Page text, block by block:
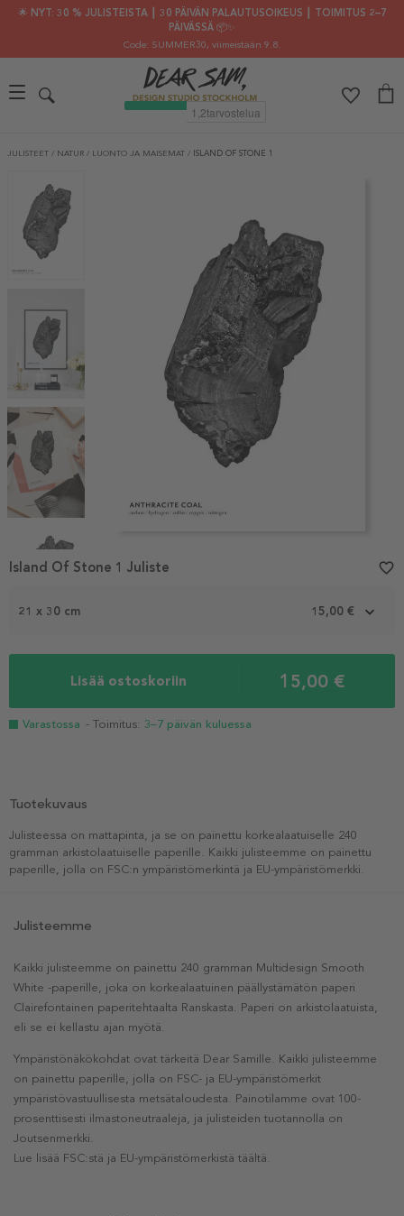
🌟 NYT: 30 % JULISTEISTA ┃ 30 PÄIVÄN PALAUTUSOIKEUS ┃ TOIMITUS 2–7
PÄIVÄSSÄ 📦✨
Code: SUMMER30, viimeistään 9.8.
JULISTEET / NATUR / LUONTO JA MAISEMAT / ISLAND OF STONE 1
1
21 x 30 cm 15,00 €
Lisää ostoskoriin 15,00 €
Varastossa - Toimitus: 3–7 päivän kuluessa
Island Of Stone 1 Juliste favorite_border
Tuotekuvaus
Julisteessa on mattapinta, ja se on painettu korkealaatuiselle 240
gramman arkistolaatuiselle paperille. Kaikki julisteemme on painettu
paperille, jolla on FSC:n ympäristömerkintä ja EU-ympäristömerkki.
Julisteemme
Kaikki julisteemme on painettu 240 gramman Multidesign Smooth
White -paperille, joka on korkealaatuinen päällystämätön paperi
Clairefontainen paperitehtaalta Ranskasta. Paperi on arkistolaatuista,
eli se ei kellastu ajan myötä.
Ympäristönäkökohdat ovat tärkeitä Dear Samille. Kaikki julisteemme
on painettu paperille, jolla on FSC- ja EU-ympäristömerkit
ympäristövastuullisesta metsätaloudesta. Painotilamme ovat 100-
prosenttisesti ilmastoneutraaleja, ja julisteiden tuotannolla on
Joutsenmerkki.
Lue lisää FSC:stä ja EU-ympäristömerkistä täältä.